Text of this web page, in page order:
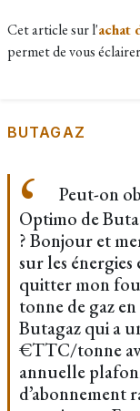
Cet article sur l'achat
permet de vous
BUTAGAZ
Peut-on
Optimo de
? Bonjour et
sur les
quitter mon
tonne de gaz
Butagaz qui a
€TTC/tonne
annuelle
d’abonnement